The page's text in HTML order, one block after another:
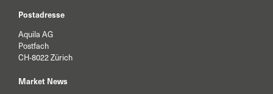
Postadresse
Aquila AG
Postfach
CH-8022 Zürich
Market News